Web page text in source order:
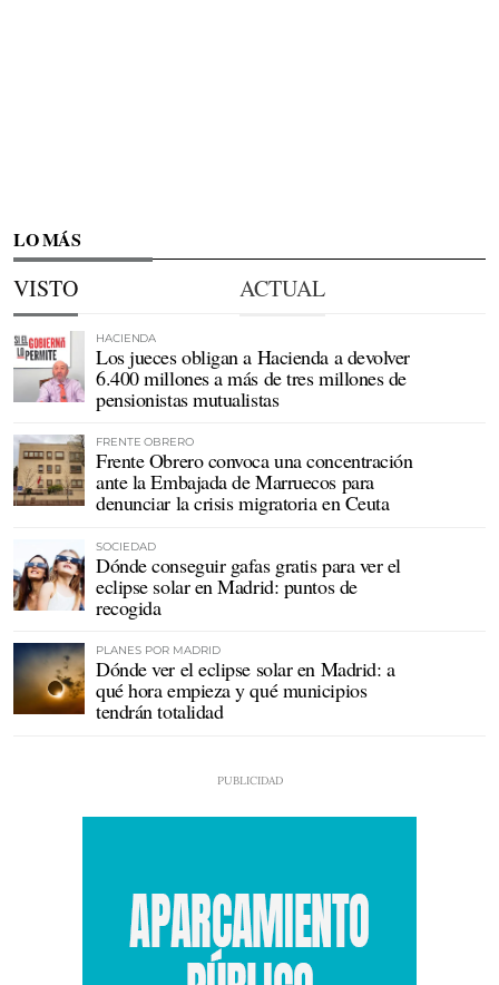
LO MÁS
VISTO ACTUAL
HACIENDA
Los jueces obligan a Hacienda a devolver
6.400 millones a más de tres millones de
pensionistas mutualistas
FRENTE OBRERO
Frente Obrero convoca una concentración
ante la Embajada de Marruecos para
denunciar la crisis migratoria en Ceuta
SOCIEDAD
Dónde conseguir gafas gratis para ver el
eclipse solar en Madrid: puntos de
recogida
PLANES POR MADRID
Dónde ver el eclipse solar en Madrid: a
qué hora empieza y qué municipios
tendrán totalidad